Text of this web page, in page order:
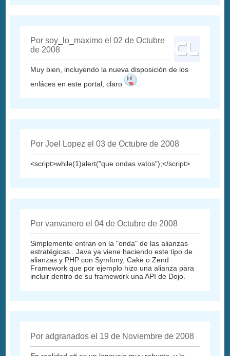
Por soy_lo_maximo el 02 de Octubre
de 2008
Muy bien, incluyendo la nueva disposición de los
enláces en este portal, claro
Por Joel Lopez el 03 de Octubre de 2008
<script>while(1)alert("que ondas vatos");</script>
Por vanvanero el 04 de Octubre de 2008
Simplemente entran en la "onda" de las alianzas
estratégicas.. Java ya viene haciendo este tipo de
alianzas y PHP con Symfony, Cake o Zend
Framework que por ejemplo hizo una alianza para
incluir dentro de su framework una API de Dojo.
Por adgranados el 19 de Noviembre de 2008